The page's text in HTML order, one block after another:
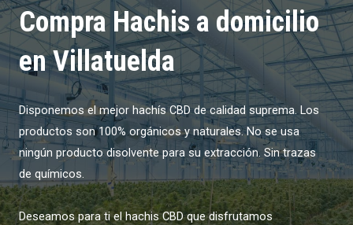
Compra Hachis a domicilio
en Villatuelda
Disponemos el mejor hachís CBD de calidad suprema. Los
productos son 100% orgánicos y naturales. No se usa
ningún producto disolvente para su extracción. Sin trazas
de químicos.
Deseamos para ti el hachis CBD que disfrutamos